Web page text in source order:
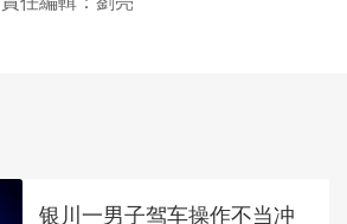
银川一男子驾车操作不当冲